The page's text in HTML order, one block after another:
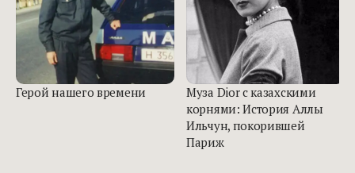
Герой нашего времени
Муза Dior с казахскими
корнями: История Аллы
Ильчун, покорившей
Париж